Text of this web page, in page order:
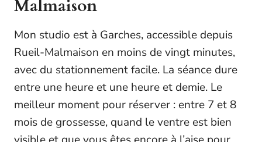
Malmaison
Mon studio est à Garches, accessible depuis
Rueil-Malmaison en moins de vingt minutes,
avec du stationnement facile. La séance dure
entre une heure et une heure et demie. Le
meilleur moment pour réserver : entre 7 et 8
mois de grossesse, quand le ventre est bien